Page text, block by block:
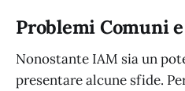
Problemi Comuni
Nonostante IAM sia un
presentare alcune sfide.